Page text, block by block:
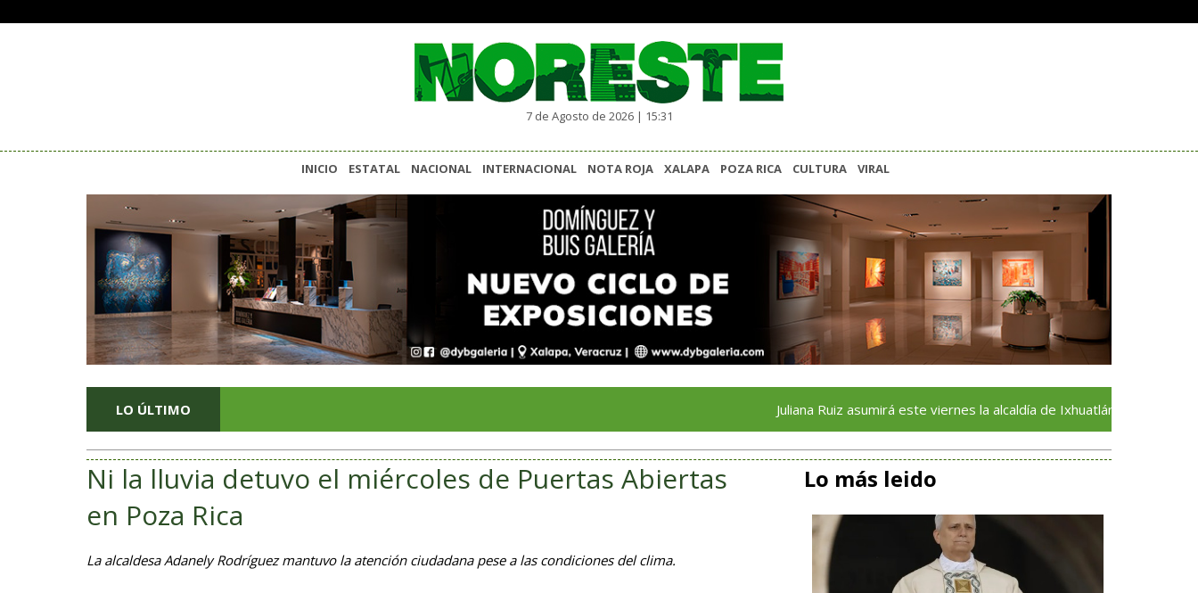
7 de Agosto de 2026 | 15:31
INICIO ESTATAL NACIONAL INTERNACIONAL NOTA ROJA XALAPA POZA RICA CULTURA VIRAL
LO ÚLTIMO Juliana Ruiz asumirá este viernes la alcaldía de Ixhuatlán del Sureste
Ni la lluvia detuvo el miércoles de Puertas Abiertas
en Poza Rica
La alcaldesa Adanely Rodríguez mantuvo la atención ciudadana pese a las condiciones del clima.
Lo más leido